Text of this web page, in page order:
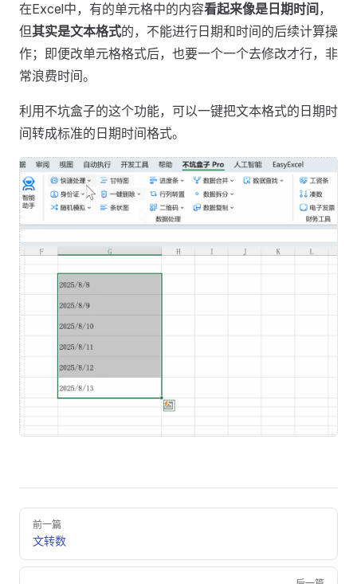
在Excel中，有的单元格中的内容看起来像是日期时间 ，
但其实是文本格式的，不能进行日期和时间的后续计算操
作；即便改单元格格式后，也要一个一个去修改才行，非
常浪费时间。
利用不坑盒子的这个功能，可以一键把文本格式的日期时
间转成标准的日期时间格式。
Pager
前一篇
文转数